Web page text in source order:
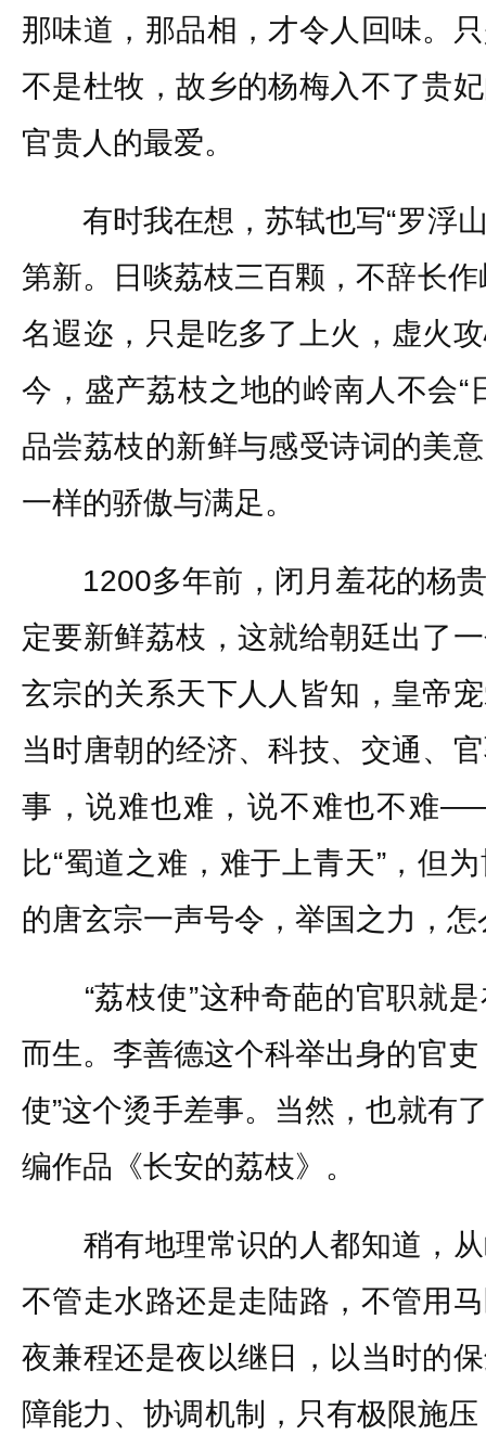
那味道，那品相，才令人回味。
不是杜牧，故乡的杨梅入不了贵
官贵人的最爱。
有时我在想，苏轼也写“罗浮山
第新。日啖荔枝三百颗，不辞长
名遐迩，只是吃多了上火，虚火
今，盛产荔枝之地的岭南人不会“
品尝荔枝的新鲜与感受诗词的美
一样的骄傲与满足。
1200多年前，闭月羞花的杨贵
定要新鲜荔枝，这就给朝廷出了
玄宗的关系天下人人皆知，皇帝
当时唐朝的经济、科技、交通、
事，说难也难，说不难也不难
比“蜀道之难，难于上青天”，但
的唐玄宗一声号令，举国之力，
“荔枝使”这种奇葩的官职就是
而生。李善德这个科举出身的官
使”这个烫手差事。当然，也就有
编作品《长安的荔枝》。
稍有地理常识的人都知道，从
不管走水路还是走陆路，不管用
夜兼程还是夜以继日，以当时的
障能力、协调机制，只有极限施